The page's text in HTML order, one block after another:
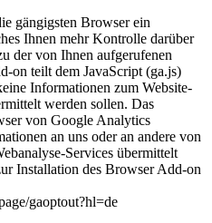
gängigsten Browser ein
Ihnen mehr Kontrolle darüber
der von Ihnen aufgerufenen
on teilt dem JavaScript (ga.js)
Informationen zum Website-
werden sollen. Das
von Google Analytics
an uns oder an andere von
Services übermittelt
Installation des Browser Add-on
gaoptout?hl=de